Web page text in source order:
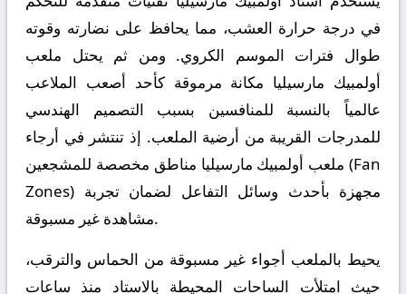
في درجة حرارة العشب، مما يحافظ على نضارته وقوته
طوال فترات الموسم الكروي. ومن ثم يحتل ملعب
أولمبيك مارسيليا مكانة مرموقة كأحد أصعب الملاعب
عالمياً بالنسبة للمنافسين بسبب التصميم الهندسي
للمدرجات القريبة من أرضية الملعب. إذ تنتشر في أرجاء
ملعب أولمبيك مارسيليا مناطق مخصصة للمشجعين (Fan
Zones) مجهزة بأحدث وسائل التفاعل لضمان تجربة
مشاهدة غير مسبوقة.
يحيط بالملعب أجواء غير مسبوقة من الحماس والترقب،
حيث امتلأت الساحات المحيطة بالاستاد منذ ساعات